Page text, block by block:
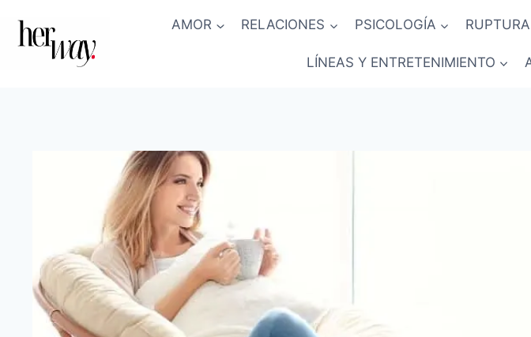
contenido
AMOR RELACIONES PSICOLOGÍA RUPTURA
LÍNEAS Y ENTRETENIMIENTO